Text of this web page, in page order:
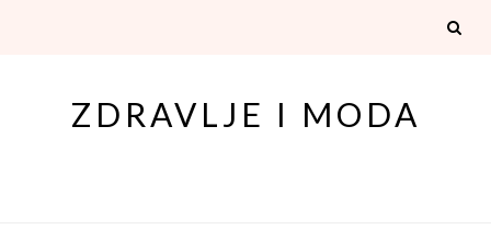
ZDRAVLJE I MODA